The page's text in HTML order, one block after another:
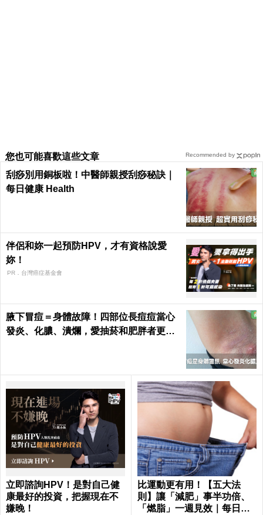
您也可能喜歡這些文章
刮痧別用銅板啦！中醫師親授刮痧秘訣｜
每日健康 Health
伴侶和妳一起預防HPV，才有資格說愛
妳！
PR．台灣癌症基金會
腋下冒痘＝身體故障！四部位長痘痘當心
發炎、化膿、潰爛，愛抽菸和肥胖者更要
立即諮詢HPV！是對自己健
康最好的投資，把握現在不
嫌晚！
比運動更有用！【五大法
則】讓「減肥」事半功倍、
「燃脂」一週見效｜每日健
Recommended by